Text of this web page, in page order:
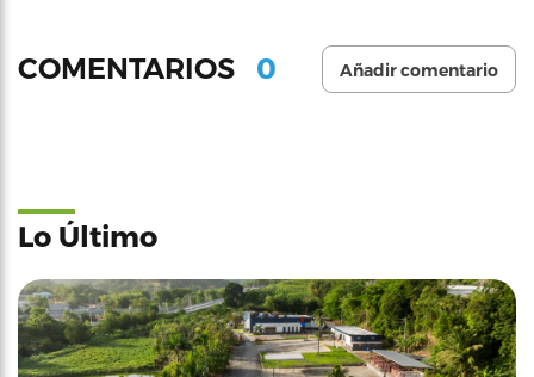
COMENTARIOS 0 Añadir comentario
Lo Último